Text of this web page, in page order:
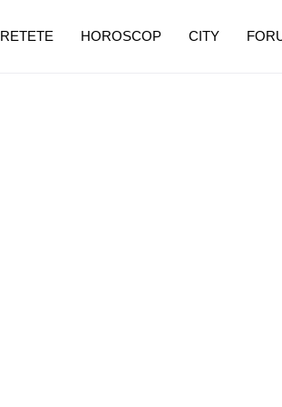
RETETE HOROSCOP CITY
de dureroasă este investigația